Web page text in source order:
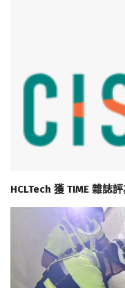
HCLTech 獲 TIME 雜誌